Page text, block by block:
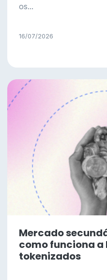
os...
16/07/2026
Mercado
como funciona
tokenizados